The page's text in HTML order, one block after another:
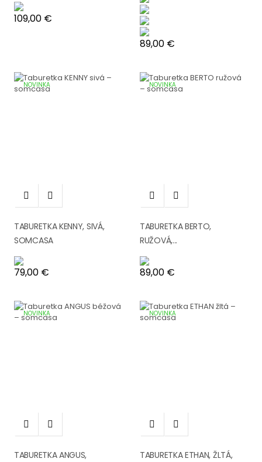
Cena
109,00 €
Cena
89,00 €
NOVINKA
 
TABURETKA KENNY, SIVÁ,
SOMCASA
Cena
79,00 €
NOVINKA
 
TABURETKA BERTO,
RUŽOVÁ,...
Cena
89,00 €
NOVINKA
 
TABURETKA ANGUS,
NOVINKA
 
TABURETKA ETHAN, ŽLTÁ,